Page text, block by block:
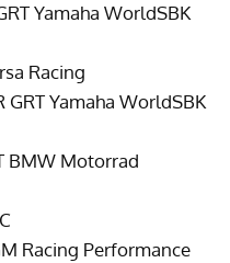
Yamaha WorldSBK
Racing
GRT Yamaha WorldSBK
BMW Motorrad
Racing Performance